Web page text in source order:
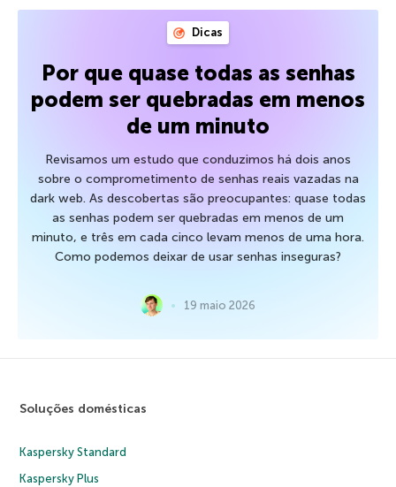
Dicas
Por que quase todas as senhas
podem ser quebradas em menos
de um minuto
Revisamos um estudo que conduzimos há dois anos
sobre o comprometimento de senhas reais vazadas na
dark web. As descobertas são preocupantes: quase todas
as senhas podem ser quebradas em menos de um
minuto, e três em cada cinco levam menos de uma hora.
Como podemos deixar de usar senhas inseguras?
19 maio 2026
Soluções domésticas
Kaspersky Standard
Kaspersky Plus